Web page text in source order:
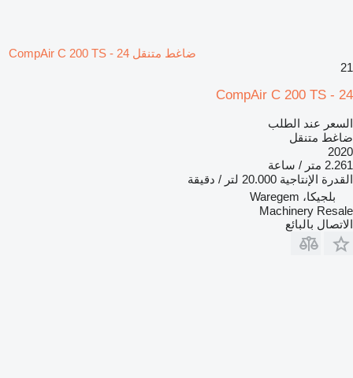
ضاغط متنقل CompAir C 200 TS - 24
21
CompAir C 200 TS - 24
السعر عند الطلب
ضاغط متنقل
2020
2.261 متر / ساعة
القدرة الإنتاجية 20.000 لتر / دقيقة
بلجيكا، Waregem
Machinery Resale
الاتصال بالبائع